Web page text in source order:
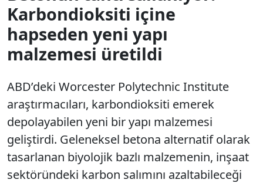
Karbondioksiti içine
hapseden yeni yapı
malzemesi üretildi
ABD’deki Worcester Polytechnic Institute
araştırmacıları, karbondioksiti emerek
depolayabilen yeni bir yapı malzemesi
geliştirdi. Geleneksel betona alternatif olarak
tasarlanan biyolojik bazlı malzemenin, inşaat
sektöründeki karbon salımını azaltabileceği